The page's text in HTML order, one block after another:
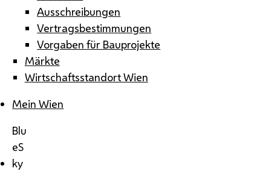
Ausschreibungen
Vertragsbestimmungen
Vorgaben für Bauprojekte
Märkte
Wirtschaftsstandort Wien
Mein Wien
Blu
eS
ky